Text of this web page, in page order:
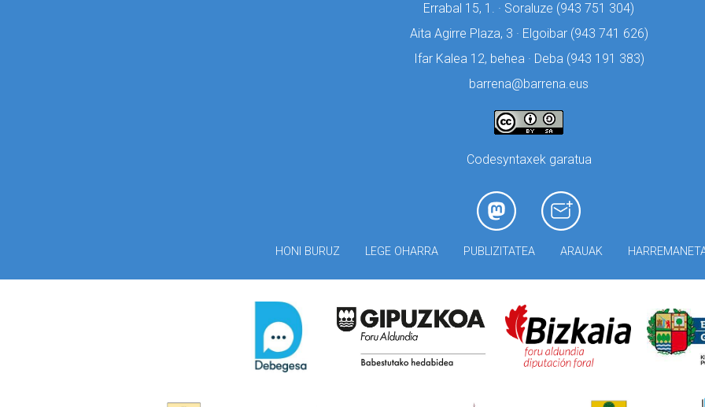
Errabal 15, 1. · Soraluze (943 751 304)
Aita Agirre Plaza, 3 · Elgoibar (943 741 626)
Ifar Kalea 12, behea · Deba (943 191 383)
barrena@barrena.eus
Codesyntaxek garatua
HONI BURUZ LEGE OHARRA PUBLIZITATEA ARAUAK